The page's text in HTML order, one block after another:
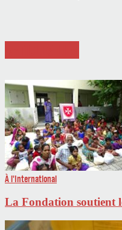
À l'International
La Fondation soutient